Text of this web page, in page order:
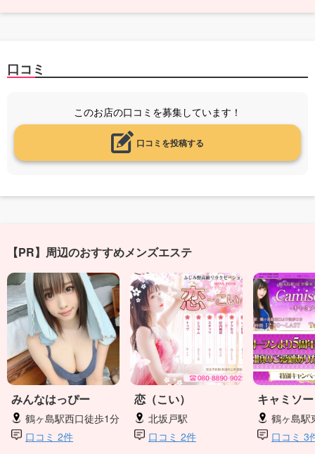
口コミ
このお店の口コミを募集しています！
口コミを投稿する
【PR】周辺のおすすめメンズエステ
みんなはっぴー
鶴ヶ島駅西口徒歩1分
口コミ 2件
恋（こい）
北坂戸駅
口コミ 2件
キャミソ
鶴ヶ島駅
口コミ 3